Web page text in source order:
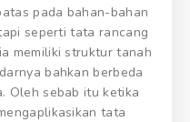
pada bahan-bahan
seperti tata rancang
memiliki struktur tanah
bahkan berbeda
Oleh sebab itu ketika
tata